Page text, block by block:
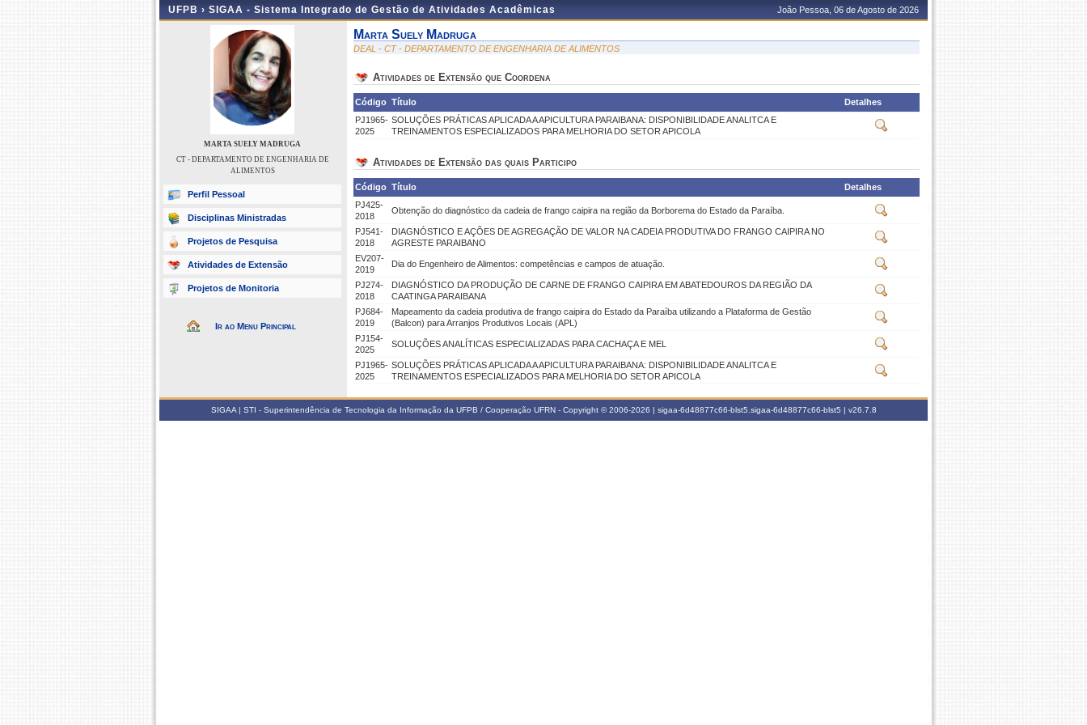
UFPB › SIGAA - Sistema Integrado de Gestão de Atividades Acadêmicas João Pessoa, 06 de Agosto de 2026
MARTA SUELY MADRUGA
CT - DEPARTAMENTO DE ENGENHARIA DE
ALIMENTOS
Perfil Pessoal
Disciplinas Ministradas
Projetos de Pesquisa
Atividades de Extensão
Projetos de Monitoria
Ir ao Menu Principal
Marta Suely Madruga
DEAL - CT - DEPARTAMENTO DE ENGENHARIA DE ALIMENTOS
Atividades de Extensão que Coordena
Código Título
Detalhes
PJ1965-
2025
SOLUÇÕES PRÁTICAS APLICADA A APICULTURA PARAIBANA: DISPONIBILIDADE ANALITCA E
TREINAMENTOS ESPECIALIZADOS PARA MELHORIA DO SETOR APICOLA
Atividades de Extensão das quais Participo
Código Título
Detalhes
PJ425-
2018
Obtenção do diagnóstico da cadeia de frango caipira na região da Borborema do Estado da Paraíba.
PJ541-
2018
DIAGNÓSTICO E AÇÕES DE AGREGAÇÃO DE VALOR NA CADEIA PRODUTIVA DO FRANGO CAIPIRA NO
AGRESTE PARAIBANO
EV207-
2019
Dia do Engenheiro de Alimentos: competências e campos de atuação.
PJ274-
2018
DIAGNÓSTICO DA PRODUÇÃO DE CARNE DE FRANGO CAIPIRA EM ABATEDOUROS DA REGIÃO DA
CAATINGA PARAIBANA
PJ684-
2019
Mapeamento da cadeia produtiva de frango caipira do Estado da Paraíba utilizando a Plataforma de Gestão
(Balcon) para Arranjos Produtivos Locais (APL)
PJ154-
2025
SOLUÇÕES ANALÍTICAS ESPECIALIZADAS PARA CACHAÇA E MEL
PJ1965-
2025
SOLUÇÕES PRÁTICAS APLICADA A APICULTURA PARAIBANA: DISPONIBILIDADE ANALITCA E
TREINAMENTOS ESPECIALIZADOS PARA MELHORIA DO SETOR APICOLA
SIGAA | STI - Superintendência de Tecnologia da Informação da UFPB / Cooperação UFRN - Copyright © 2006-2026 | sigaa-6d48877c66-blst5.sigaa-6d48877c66-blst5 | v26.7.8